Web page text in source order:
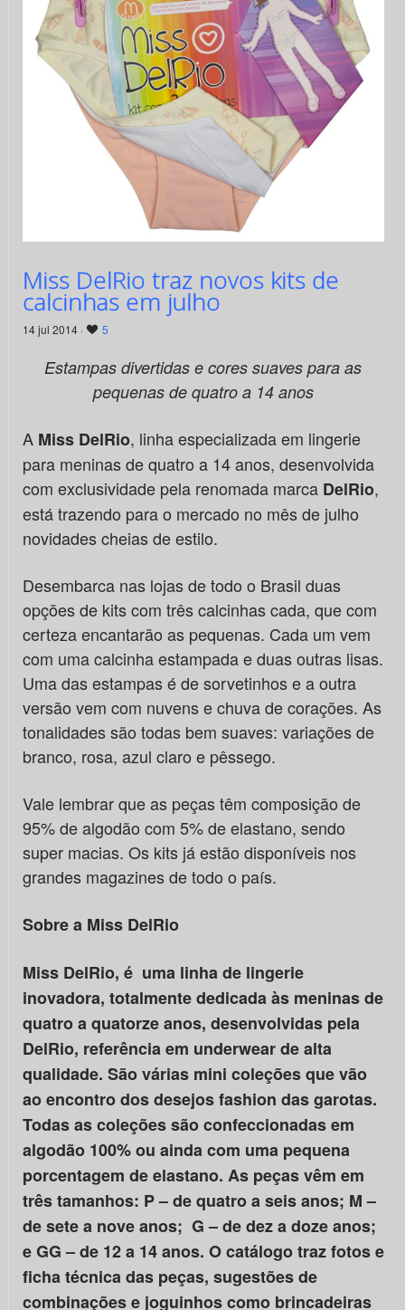
Miss DelRio traz novos kits de
calcinhas em julho
14 jul 2014 · 5
Estampas divertidas e cores suaves para as
pequenas de quatro a 14 anos
A Miss DelRio, linha especializada em lingerie
para meninas de quatro a 14 anos, desenvolvida
com exclusividade pela renomada marca DelRio,
está trazendo para o mercado no mês de julho
novidades cheias de estilo.
Desembarca nas lojas de todo o Brasil duas
opções de kits com três calcinhas cada, que com
certeza encantarão as pequenas. Cada um vem
com uma calcinha estampada e duas outras lisas.
Uma das estampas é de sorvetinhos e a outra
versão vem com nuvens e chuva de corações. As
tonalidades são todas bem suaves: variações de
branco, rosa, azul claro e pêssego.
Vale lembrar que as peças têm composição de
95% de algodão com 5% de elastano, sendo
super macias. Os kits já estão disponíveis nos
grandes magazines de todo o país.
Sobre a Miss DelRio
Miss DelRio, é uma linha de lingerie
inovadora, totalmente dedicada às meninas de
quatro a quatorze anos, desenvolvidas pela
DelRio, referência em underwear de alta
qualidade. São várias mini coleções que vão
ao encontro dos desejos fashion das garotas.
Todas as coleções são confeccionadas em
algodão 100% ou ainda com uma pequena
porcentagem de elastano. As peças vêm em
três tamanhos: P – de quatro a seis anos; M –
de sete a nove anos; G – de dez a doze anos;
e GG – de 12 a 14 anos. O catálogo traz fotos e
ficha técnica das peças, sugestões de
combinações e joguinhos como brincadeiras